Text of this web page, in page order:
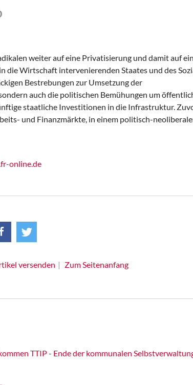
weiter auf eine Privatisierung und damit auf
die Wirtschaft intervenierenden Staates und des
Bestrebungen zur Umsetzung der
auch die politischen Bemühungen um
staatliche Investitionen in die Infrastruktur.
und Finanzmärkte, in einem politisch-
online.de
versenden Zum Seitenanfang
TTIP - Ende der kommunalen